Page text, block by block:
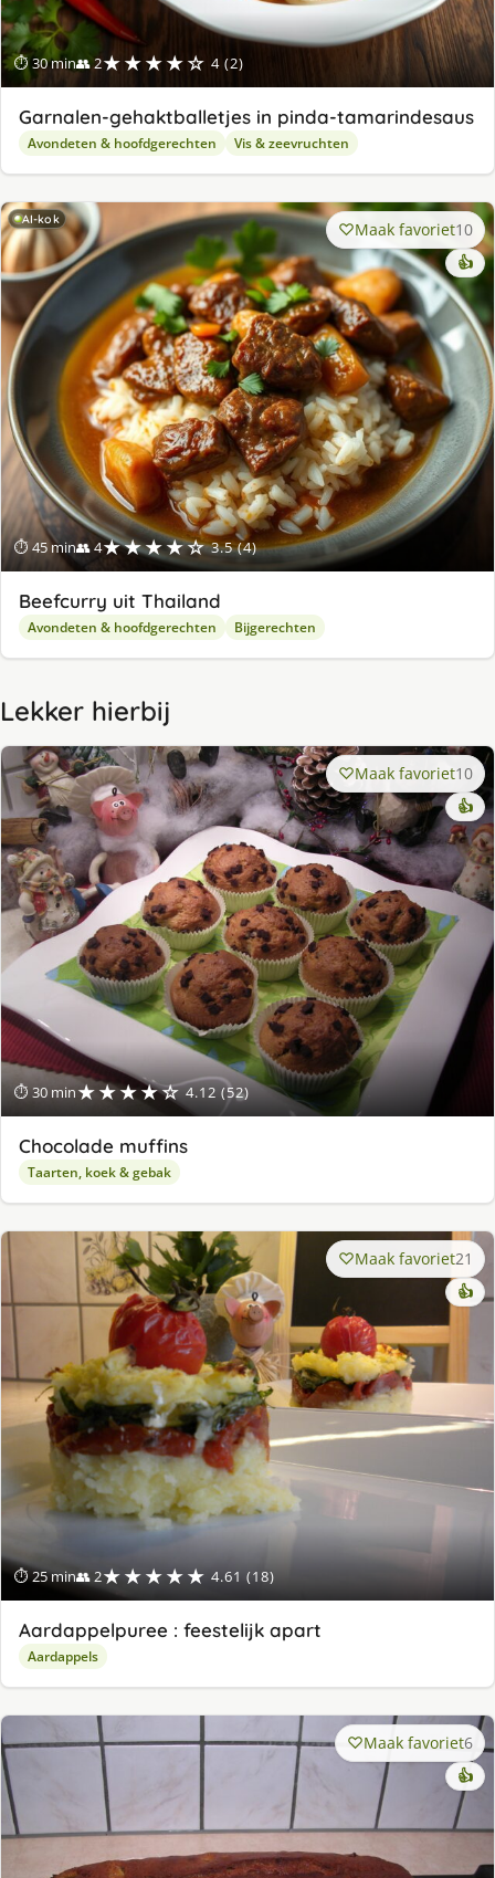
⏱ 30 min👥 2★★★★☆ 4 (2)
Garnalen-gehaktballetjes in pinda-tamarindesaus
Avondeten & hoofdgerechten Vis & zeevruchten
AI-kok
⏱ 45 min👥 4★★★★☆ 3.5 (4)
Maak favoriet10
👍
Beefcurry uit Thailand
Avondeten & hoofdgerechten Bijgerechten
Lekker hierbij
⏱ 30 min★★★★☆ 4.12 (52)
Maak favoriet10
👍
Chocolade muffins
Taarten, koek & gebak
⏱ 25 min👥 2★★★★★ 4.61 (18)
Maak favoriet21
👍
Aardappelpuree : feestelijk apart
Aardappels
Maak favoriet6
👍